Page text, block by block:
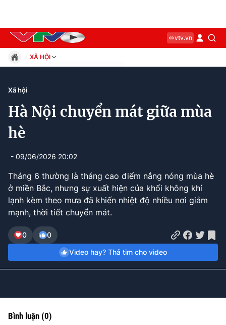
vtv.vn
XÃ HỘI
Xã hội
Công nghệ
Current
Time
0:11 Duration
2:49
Xã hội
Hà Nội chuyển mát giữa mùa
hè
- 09/06/2026 20:02
Tháng 6 thường là tháng cao điểm nắng nóng mùa hè
ở miền Bắc, nhưng sự xuất hiện của khối không khí
lạnh kèm theo mưa đã khiến nhiệt độ nhiều nơi giảm
mạnh, thời tiết chuyển mát.
0
0
Video hay? Thả tim cho video
Bình luận (0)